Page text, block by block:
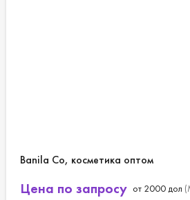
Banila Co, косметика оптом
Цена по запросу от 2000 дол